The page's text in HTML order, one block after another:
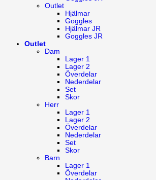
Outlet
Hjälmar
Goggles
Hjälmar JR
Goggles JR
Outlet
Dam
Lager 1
Lager 2
Överdelar
Nederdelar
Set
Skor
Herr
Lager 1
Lager 2
Överdelar
Nederdelar
Set
Skor
Barn
Lager 1
Överdelar